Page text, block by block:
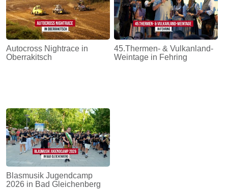
Autocross Nightrace in
Oberrakitsch
45.Thermen- & Vulkanland-
Weintage in Fehring
Blasmusik Jugendcamp
2026 in Bad Gleichenberg